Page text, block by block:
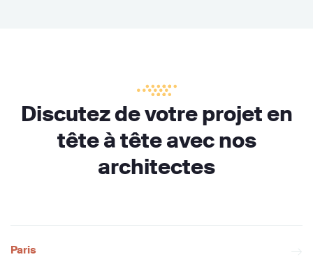
Discutez de votre projet en
tête à tête avec nos
architectes
Paris